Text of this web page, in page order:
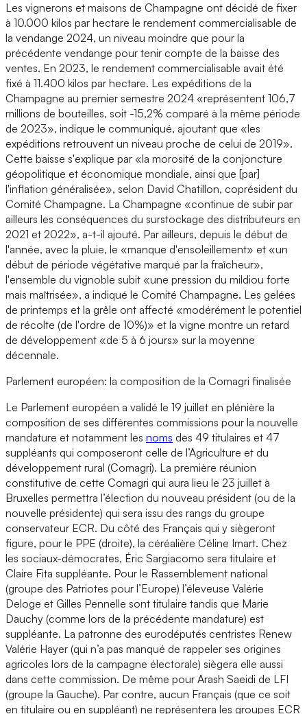
Les vignerons et maisons de Champagne ont décidé de fixer
à 10.000 kilos par hectare le rendement commercialisable de
la vendange 2024, un niveau moindre que pour la
précédente vendange pour tenir compte de la baisse des
ventes. En 2023, le rendement commercialisable avait été
fixé à 11.400 kilos par hectare. Les expéditions de la
Champagne au premier semestre 2024 «représentent 106,7
millions de bouteilles, soit -15,2% comparé à la même période
de 2023», indique le communiqué, ajoutant que «les
expéditions retrouvent un niveau proche de celui de 2019».
Cette baisse s'explique par «la morosité de la conjoncture
géopolitique et économique mondiale, ainsi que [par]
l'inflation généralisée», selon David Chatillon, coprésident du
Comité Champagne. La Champagne «continue de subir par
ailleurs les conséquences du surstockage des distributeurs en
2021 et 2022», a-t-il ajouté. Par ailleurs, depuis le début de
l'année, avec la pluie, le «manque d'ensoleillement» et «un
début de période végétative marqué par la fraîcheur»,
l'ensemble du vignoble subit «une pression du mildiou forte
mais maîtrisée», a indiqué le Comité Champagne. Les gelées
de printemps et la grêle ont affecté «modérément le potentiel
de récolte (de l'ordre de 10%)» et la vigne montre un retard
de développement «de 5 à 6 jours» sur la moyenne
décennale.
Parlement européen: la composition de la Comagri finalisée
Le Parlement européen a validé le 19 juillet en plénière la
composition de ses différentes commissions pour la nouvelle
mandature et notamment les noms des 49 titulaires et 47
suppléants qui composeront celle de l’Agriculture et du
développement rural (Comagri). La première réunion
constitutive de cette Comagri qui aura lieu le 23 juillet à
Bruxelles permettra l’élection du nouveau président (ou de la
nouvelle présidente) qui sera issu des rangs du groupe
conservateur ECR. Du côté des Français qui y siègeront
figure, pour le PPE (droite), la céréalière Céline Imart. Chez
les sociaux-démocrates, Éric Sargiacomo sera titulaire et
Claire Fita suppléante. Pour le Rassemblement national
(groupe des Patriotes pour l’Europe) l’éleveuse Valérie
Deloge et Gilles Pennelle sont titulaire tandis que Marie
Dauchy (comme lors de la précédente mandature) est
suppléante. La patronne des eurodéputés centristes Renew
Valérie Hayer (qui n’a pas manqué de rappeler ses origines
agricoles lors de la campagne électorale) siègera elle aussi
dans cette commission. De même pour Arash Saeidi de LFI
(groupe la Gauche). Par contre, aucun Français (que ce soit
en titulaire ou en suppléant) ne représentera les groupes ECR